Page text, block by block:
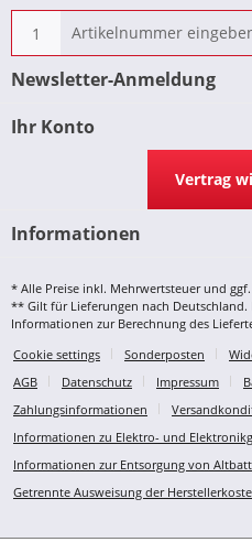
Newsletter-Anmeldung
Ihr Konto
Vertrag
Informationen
* Alle Preise inkl. Mehrwertsteuer und ggf.
** Gilt für Lieferungen nach
Informationen zur Berechnung des
Cookie settings
Sonderposten
AGB
Datenschutz Impressum
Zahlungsinformationen
Informationen zu Elektro- und
Informationen zur Entsorgung von
Getrennte Ausweisung der